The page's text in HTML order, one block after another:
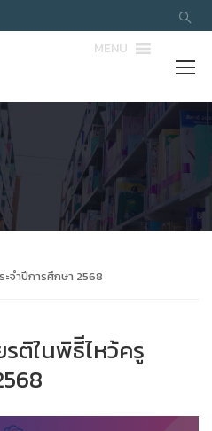
MENU
จำปีการศึกษา 2568
ติในพิธีีไหว้ครู